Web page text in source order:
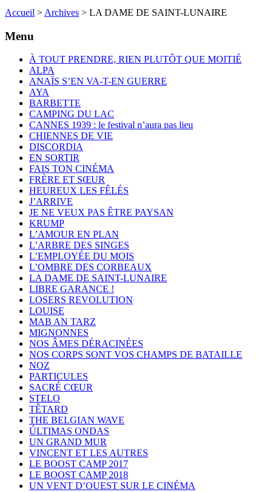
Accueil > Archives > LA DAME DE SAINT-LUNAIRE
Menu
À TOUT PRENDRE, RIEN PLUTÔT QUE MOITIÉ
ALPA
ANAÏS S’EN VA-T-EN GUERRE
AYA
BARBETTE
CAMPING DU LAC
CANNES 1939 : le festival n’aura pas lieu
CHIENNES DE VIE
DISCORDIA
EN SORTIR
FAIS TON CINÉMA
FRÈRE ET SŒUR
HEUREUX LES FÊLÉS
J’ARRIVE
JE NE VEUX PAS ÊTRE PAYSAN
KRUMP
L’AMOUR EN PLAN
L’ARBRE DES SINGES
L’EMPLOYÉE DU MOIS
L’OMBRE DES CORBEAUX
LA DAME DE SAINT-LUNAIRE
LIBRE GARANCE !
LOSERS REVOLUTION
LOUISE
MAB AN TARZ
MIGNONNES
NOS ÂMES DÉRACINÉES
NOS CORPS SONT VOS CHAMPS DE BATAILLE
NOZ
PARTICULES
SACRÉ CŒUR
STELO
TÊTARD
THE BELGIAN WAVE
ÚLTIMAS ONDAS
UN GRAND MUR
VINCENT ET LES AUTRES
LE BOOST CAMP 2017
LE BOOST CAMP 2018
UN VENT D’OUEST SUR LE CINÉMA